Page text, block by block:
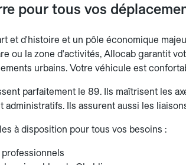
pour tous vos
et d'histoire et un pôle économique
ou la zone d'activités, Allocab garantit
urbains. Votre véhicule est
parfaitement le 89. Ils maîtrisent les
administratifs. Ils assurent aussi les
à disposition pour tous vos besoins :